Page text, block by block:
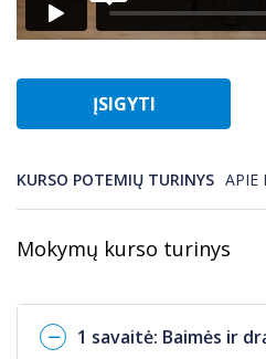
ĮSIGYTI
KURSO POTEMIŲ TURINYS APIE
Mokymų kurso turinys
1 savaitė: Baimės ir